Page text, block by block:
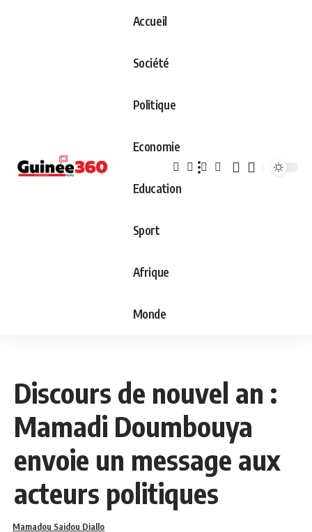
Accueil
Société
Politique
Economie
Education
Sport
Afrique
Monde
Discours de nouvel an :
Mamadi Doumbouya
envoie un message aux
acteurs politiques
Mamadou Saidou Diallo